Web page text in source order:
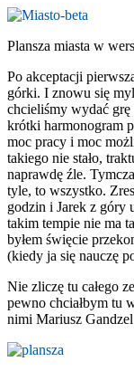
Plansza miasta w
Po akceptacji
górki. I znowu się
chcieliśmy wydać grę
krótki harmonogram
moc pracy i moc
takiego nie stało,
naprawdę źle.
tyle, to wszystko.
godzin i Jarek z góry
takim tempie nie ma
byłem święcie
(kiedy ja się nauczę
Nie zliczę tu całego
pewno chciałbym tu
nimi Mariusz